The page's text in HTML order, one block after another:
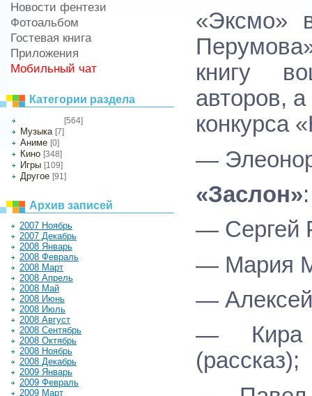
Новости фентези
Фотоальбом
Гостевая книга
Приложения
Мобильный чат
Категории раздела
[564]
Музыка [7]
Аниме [0]
Кино [348]
Игры [109]
Другое [91]
Архив записей
2007 Ноябрь
2007 Декабрь
2008 Январь
2008 Февраль
2008 Март
2008 Апрель
2008 Май
2008 Июнь
2008 Июль
2008 Август
2008 Сентябрь
2008 Октябрь
2008 Ноябрь
2008 Декабрь
2009 Январь
2009 Февраль
2009 Март
«Эксмо»
книгу
авторов,
конкурса
—
«Заслон»:
— Сергей
— Мария
— Алексей
— Кира
(рассказ);